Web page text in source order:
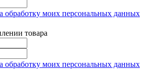
обработку моих персональных данных
товара
обработку моих персональных данных